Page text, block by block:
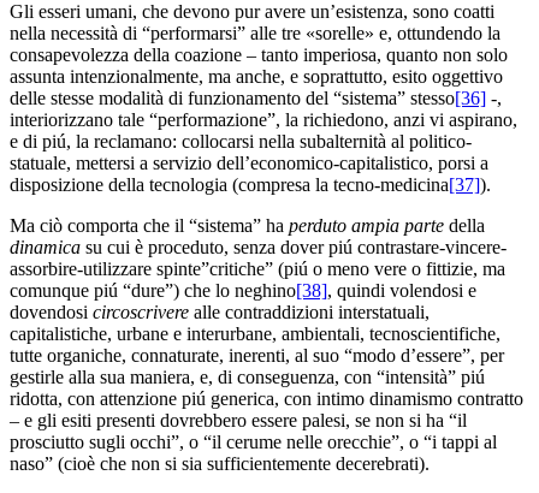
Gli esseri umani, che devono pur avere un’esistenza, sono coatti
nella necessità di “performarsi” alle tre «sorelle» e, ottundendo la
consapevolezza della coazione – tanto imperiosa, quanto non solo
assunta intenzionalmente, ma anche, e soprattutto, esito oggettivo
delle stesse modalità di funzionamento del “sistema” stesso[36] -,
interiorizzano tale “performazione”, la richiedono, anzi vi aspirano,
e di piú, la reclamano: collocarsi nella subalternità al politico-
statuale, mettersi a servizio dell’economico-capitalistico, porsi a
disposizione della tecnologia (compresa la tecno-medicina[37]).
Ma ciò comporta che il “sistema” ha perduto ampia parte della
dinamica su cui è proceduto, senza dover piú contrastare-vincere-
assorbire-utilizzare spinte”critiche” (piú o meno vere o fittizie, ma
comunque piú “dure”) che lo neghino[38], quindi volendosi e
dovendosi circoscrivere alle contraddizioni interstatuali,
capitalistiche, urbane e interurbane, ambientali, tecnoscientifiche,
tutte organiche, connaturate, inerenti, al suo “modo d’essere”, per
gestirle alla sua maniera, e, di conseguenza, con “intensità” piú
ridotta, con attenzione piú generica, con intimo dinamismo contratto
– e gli esiti presenti dovrebbero essere palesi, se non si ha “il
prosciutto sugli occhi”, o “il cerume nelle orecchie”, o “i tappi al
naso” (cioè che non si sia sufficientemente decerebrati).